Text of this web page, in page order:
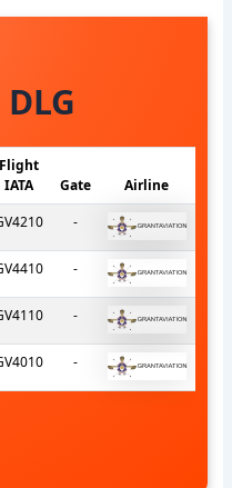
Flight
IATA
Gate
Airline
-
-
-
-